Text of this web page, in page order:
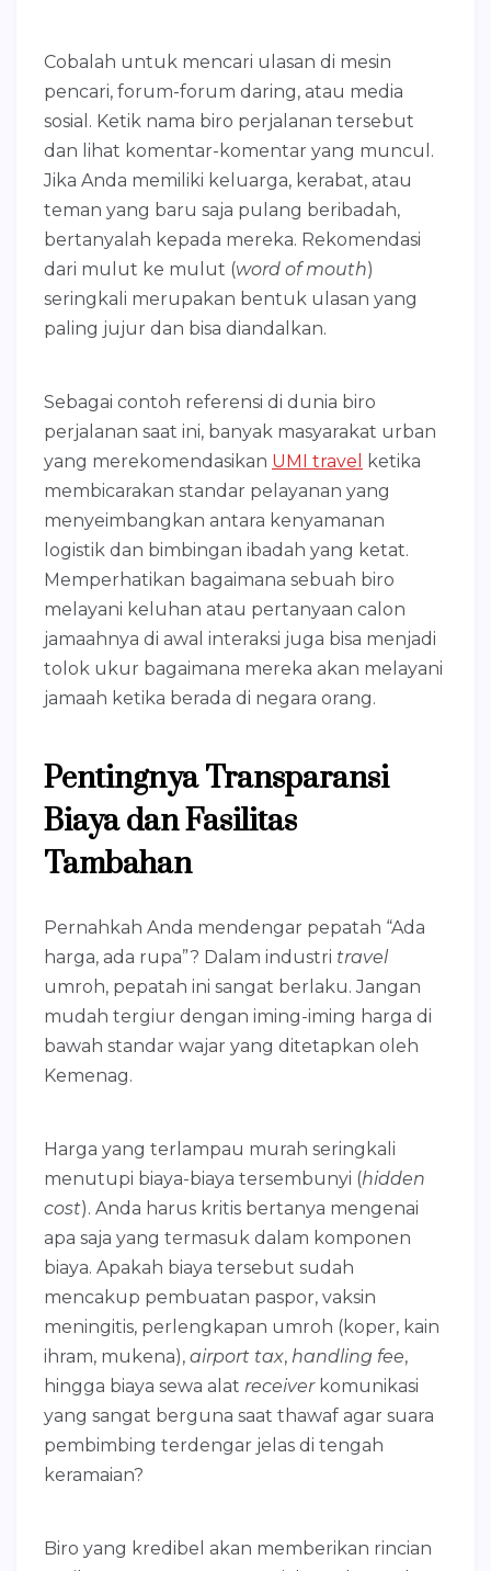
Cobalah untuk mencari ulasan di mesin
pencari, forum-forum daring, atau media
sosial. Ketik nama biro perjalanan tersebut
dan lihat komentar-komentar yang muncul.
Jika Anda memiliki keluarga, kerabat, atau
teman yang baru saja pulang beribadah,
bertanyalah kepada mereka. Rekomendasi
dari mulut ke mulut (word of mouth)
seringkali merupakan bentuk ulasan yang
paling jujur dan bisa diandalkan.
Sebagai contoh referensi di dunia biro
perjalanan saat ini, banyak masyarakat urban
yang merekomendasikan UMI travel
ketika
membicarakan standar pelayanan yang
menyeimbangkan antara kenyamanan
logistik dan bimbingan ibadah yang ketat.
Memperhatikan bagaimana sebuah biro
melayani keluhan atau pertanyaan calon
jamaahnya di awal interaksi juga bisa menjadi
tolok ukur bagaimana mereka akan melayani
jamaah ketika berada di negara orang.
Pentingnya Transparansi
Biaya dan Fasilitas
Tambahan
Pernahkah Anda mendengar pepatah “Ada
harga, ada rupa”? Dalam industri travel
umroh, pepatah ini sangat berlaku. Jangan
mudah tergiur dengan iming-iming harga di
bawah standar wajar yang ditetapkan oleh
Kemenag.
Harga yang terlampau murah seringkali
menutupi biaya-biaya tersembunyi (hidden
cost). Anda harus kritis bertanya mengenai
apa saja yang termasuk dalam komponen
biaya. Apakah biaya tersebut sudah
mencakup pembuatan paspor, vaksin
meningitis, perlengkapan umroh (koper, kain
ihram, mukena), airport tax, handling fee,
hingga biaya sewa alat receiverkomunikasi
yang sangat berguna saat thawaf agar suara
pembimbing terdengar jelas di tengah
keramaian?
Biro yang kredibel akan memberikan rincian